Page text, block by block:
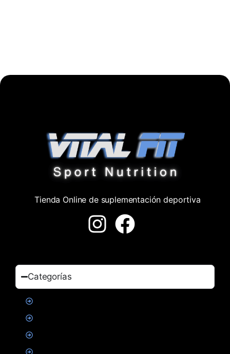
Tienda Online de suplementación deportiva
Categorías